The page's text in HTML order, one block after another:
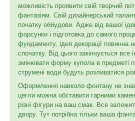
можливість проявити свій творчий
фантазіям. Свій дизайнерський
початку оббудови. Адже від вашої
форсунки і підготовка до самого
фундаменту, ідея декорації повинна
спочатку. Від цього закінчується
змінювати форму купола в предметі
струмені води будуть розливатися
Оформлення навколо фонтану не
цегли можна обставити гарними
різні фігури на ваш смак. Все
двору. Тут потрібна тільки ваша